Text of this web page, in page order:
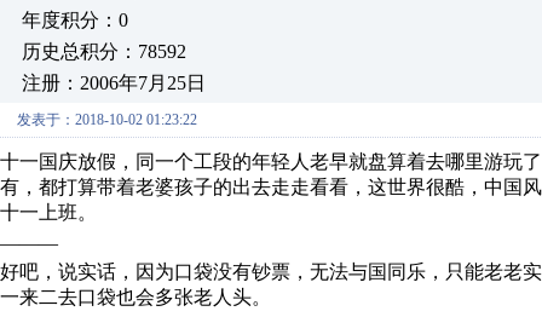
年度积分：0
历史总积分：78592
注册：2006年7月25日
发表于：2018-10-02 01:23:22
十一国庆放假，同一个工段的年轻人老早就盘算着去哪里游玩
有，都打算带着老婆孩子的出去走走看看，这世界很酷，中国
十一上班。
———
好吧，说实话，因为口袋没有钞票，无法与国同乐，只能老老
一来二去口袋也会多张老人头。